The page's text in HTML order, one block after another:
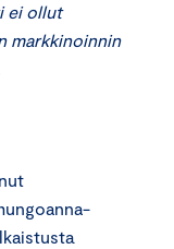
ei ollut
markkinoinnin